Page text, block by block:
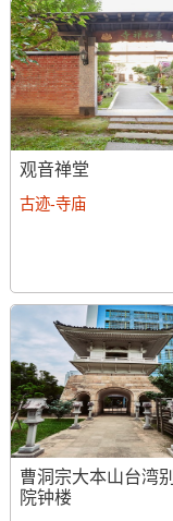
观音禅堂
古迹-寺庙
曹洞宗大本山台湾别
院钟楼